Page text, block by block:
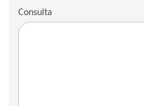
Consulta